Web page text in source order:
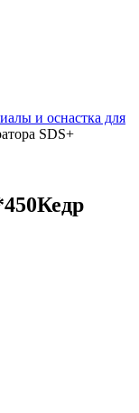
и оснастка для
SDS+